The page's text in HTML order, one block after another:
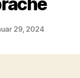
29, 2024